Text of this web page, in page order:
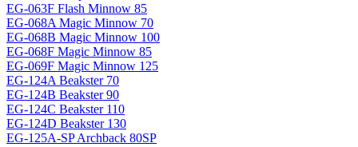
EG-063F Flash Minnow 85
EG-068A Magic Minnow 70
EG-068B Magic Minnow 100
EG-068F Magic Minnow 85
EG-069F Magiс Minnow 125
EG-124A Beakster 70
EG-124B Beakster 90
EG-124C Beakster 110
EG-124D Beakster 130
EG-125A-SP Archback 80SP